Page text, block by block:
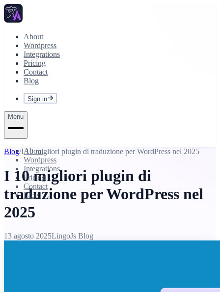
About
Wordpress
Integrations
Pricing
Contact
Blog
Sign in
Menu
About
Wordpress
Integrations
Pricing
Contact
Blog
Blog/I 10 migliori plugin di traduzione per WordPress nel 2025
I 10 migliori plugin di
traduzione per WordPress nel
2025
13 agosto 2025LingoJs Blog